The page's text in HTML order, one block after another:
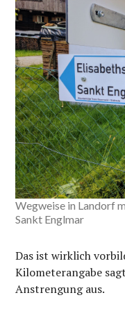
Wegweise in Landorf
Sankt Englmar
Das ist wirklich
Kilometerangabe
Anstrengung aus.